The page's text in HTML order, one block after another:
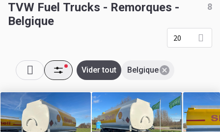
TVW Fuel Trucks - Remorques -
Belgique
8
20
Belgique
Vider tout